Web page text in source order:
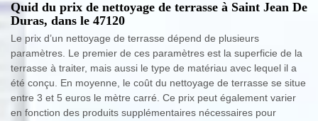
Quid du prix de nettoyage de terrasse à Saint Jean De
Duras, dans le 47120
Le prix d’un nettoyage de terrasse dépend de plusieurs
paramètres. Le premier de ces paramètres est la superficie de la
terrasse à traiter, mais aussi le type de matériau avec lequel il a
été conçu. En moyenne, le coût du nettoyage de terrasse se situe
entre 3 et 5 euros le mètre carré. Ce prix peut également varier
en fonction des produits supplémentaires nécessaires pour